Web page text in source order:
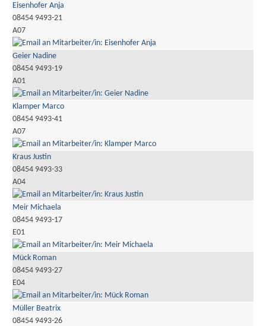
Eisenhofer Anja
08454 9493-21
A07
Geier Nadine
08454 9493-19
A01
Klamper Marco
08454 9493-41
A07
Kraus Justin
08454 9493-33
A04
Meir Michaela
08454 9493-17
E01
Mück Roman
08454 9493-27
E04
Müller Beatrix
08454 9493-26